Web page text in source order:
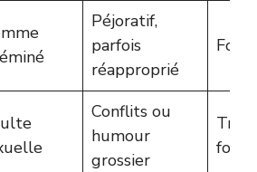
Péjoratif,
parfois
réapproprié
Forte
Conflits ou
humour
grossier
Très
forte